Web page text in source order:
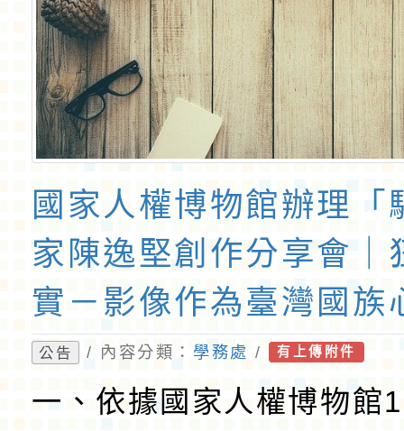
國家人權博物館辦理「
家陳逸堅創作分享會｜
實－影像作為臺灣國族
演」講座報名資訊及海
公告 / 內容分類： 學務處 / 有上傳附件
一、依據國家人權博物館